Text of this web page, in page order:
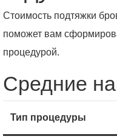
Стоимость подтяжки
поможет вам
процедурой.
Средние
Тип процедуры